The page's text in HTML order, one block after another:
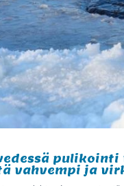
vahvempi ja